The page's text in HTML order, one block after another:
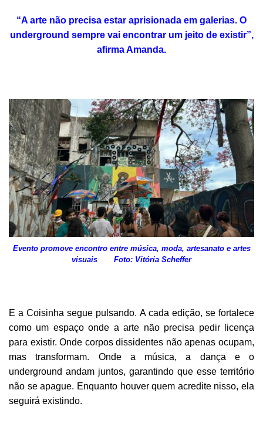
“A arte não precisa estar aprisionada em galerias. O
underground sempre vai encontrar um jeito de existir”,
afirma Amanda.
Evento promove encontro entre música, moda, artesanato e artes
visuais Foto: Vitória Scheffer
E a Coisinha segue pulsando. A cada edição, se fortalece
como um espaço onde a arte não precisa pedir licença
para existir. Onde corpos dissidentes não apenas ocupam,
mas transformam. Onde a música, a dança e o
underground andam juntos, garantindo que esse território
não se apague. Enquanto houver quem acredite nisso, ela
seguirá existindo.